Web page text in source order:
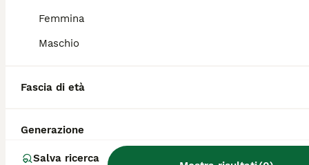
Femmina
Maschio
Fascia di età
Generazione
Salva ricerca
visita oculistica e valutazione della displasia.
allevamenti di Setter Gordon
in Italia?
Il setter soffre la solitudine?